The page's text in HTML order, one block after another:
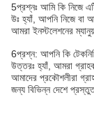
5প্রশ্নঃ আমি কি নিজে
উঃ হ্যাঁ, আপনি নিজে বা
আমরা ইনস্টলেশনের
6প্রশ্ন: আপনি কি
উত্তরঃ হ্যাঁ, আমরা
আমাদের প্রকৌশলীরা
জন্য বিভিন্ন দেশে